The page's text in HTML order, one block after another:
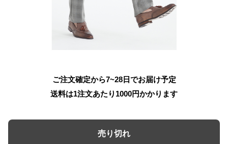
ご注文確定から7~28日でお届け予定
送料は1注文あたり 1000円かかります
売り切れ